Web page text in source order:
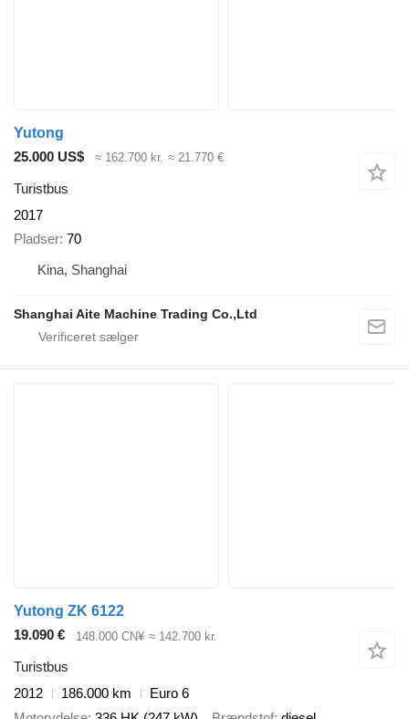
Yutong
25.000 US$
≈ 162.700 kr. ≈ 21.770 €
Turistbus
2017
Pladser 70
Kina, Shanghai
Shanghai Aite Machine Trading Co.,Ltd
Yutong ZK 6122
19.090 €
148.000 CN¥ ≈ 142.700 kr.
Turistbus
2012
186.000 km
Euro 6